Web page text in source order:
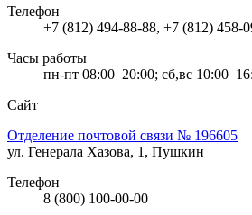
Телефон
+7 (812) 494-88-88, +7 (812) 458-
Часы работы
пн-пт 08:00–20:00; сб,вс
Сайт
Отделение почтовой связи № 196605
ул. Генерала Хазова, 1, Пушкин
Телефон
8 (800) 100-00-00